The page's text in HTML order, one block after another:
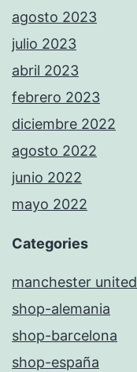
agosto 2023
julio 2023
abril 2023
febrero 2023
diciembre 2022
agosto 2022
junio 2022
mayo 2022
Categories
manchester united
shop-alemania
shop-barcelona
shop-españa